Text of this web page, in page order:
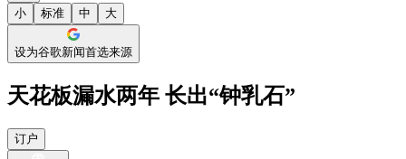
小 标准 中 大
设为谷歌新闻首选来源
天花板漏水两年 长出“钟乳石”
订户